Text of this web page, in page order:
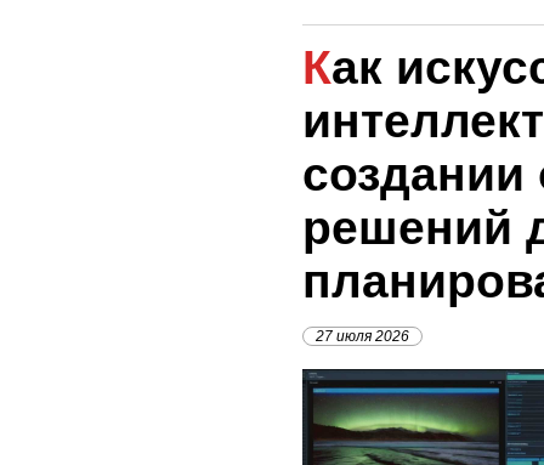
Как искусственный
решений
27 июля 2026